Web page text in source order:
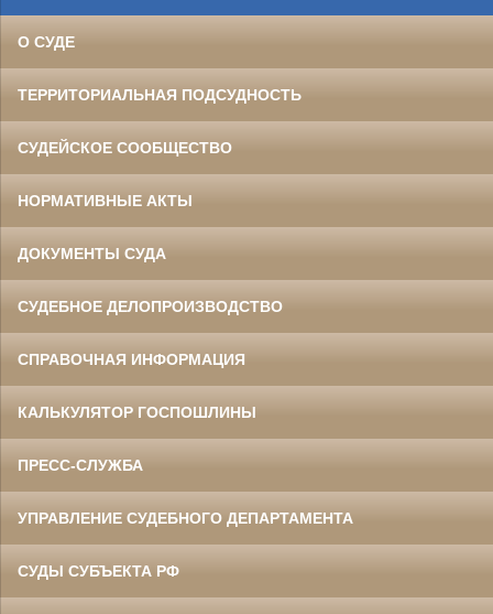
О СУДЕ
ТЕРРИТОРИАЛЬНАЯ ПОДСУДНОСТЬ
СУДЕЙСКОЕ СООБЩЕСТВО
НОРМАТИВНЫЕ АКТЫ
ДОКУМЕНТЫ СУДА
СУДЕБНОЕ ДЕЛОПРОИЗВОДСТВО
СПРАВОЧНАЯ ИНФОРМАЦИЯ
КАЛЬКУЛЯТОР ГОСПОШЛИНЫ
ПРЕСС-СЛУЖБА
УПРАВЛЕНИЕ СУДЕБНОГО ДЕПАРТАМЕНТА
СУДЫ СУБЪЕКТА РФ